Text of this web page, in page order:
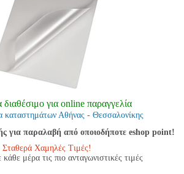
για online παραγγελία
καταστημάτων Αθήνας - Θεσσαλονίκης
για παραλαβή από οποιοδήποτε eshop point!
Σταθερά Χαμηλές Τιμές!
μέρα τις πιο ανταγωνιστικές τιμές